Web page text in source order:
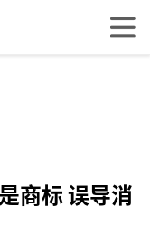
商标 误导消